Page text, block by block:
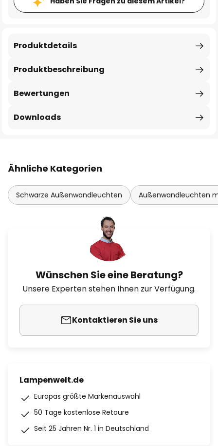
Produktbeschreibung
Produktdetails
Bewertungen
Downloads
Ähnliche Kategorien
Schwarze Außenwandleuchten Außenwandleuchten
Wünschen Sie eine Beratung?
Unsere Experten stehen Ihnen zur Verfügung.
Kontaktieren Sie uns
Lampenwelt.de
Europas größte Markenauswahl
50 Tage kostenlose Retoure
Seit 25 Jahren Nr. 1 in Deutschland